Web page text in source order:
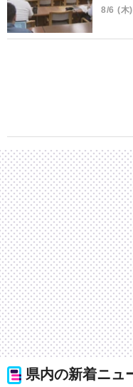
8/6 (木
県内の新着ニュ